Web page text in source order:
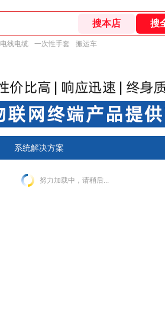
电线电缆 一次性手套 搬运车
系统解决方案
努力加载中，请稍后...